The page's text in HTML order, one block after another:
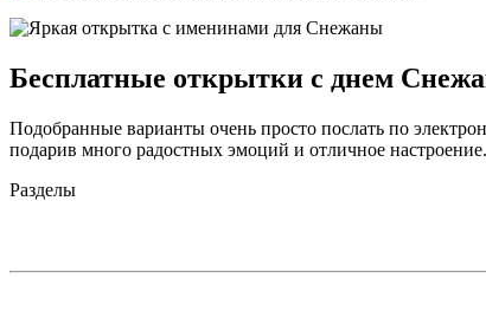
Бесплатные открытки с днем
Подобранные варианты очень просто послать по
подарив много радостных эмоций и отличное настроение.
Разделы